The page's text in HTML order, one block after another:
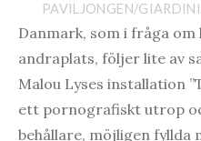
PAVILJONGEN/
Danmark, som i fråga
andraplats, följer lite av
Malou Lyses installation
ett pornografiskt utrop
behållare, möjligen fyllda